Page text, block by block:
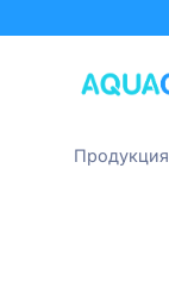
to
Продукция